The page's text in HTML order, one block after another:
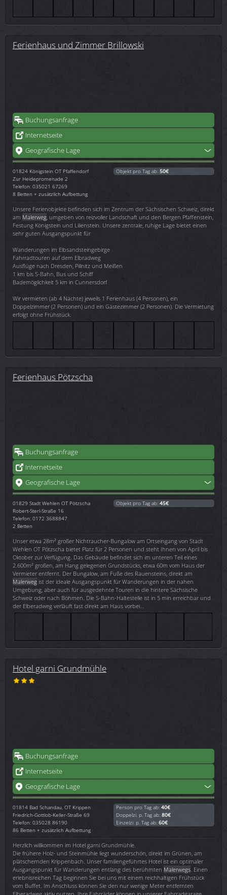
Ferienhaus und Zimmer Brillowski
Buchungsanfrage
Internetseite
Geografische Lage
01824 Königstein OT Pfaffendorf
Zur Heidepromenade 2
Telefon: 035021 67269
8 Betten + zusätzlich Aufbettung
Objekt pro Tag ab: 50€
Unsere Ferienobjekte befinden sich im Zentrum der Sächsischen Schweiz, direkt
am Malerweg , umgeben von reizvoller Landschaft und den Bergen Pfaffenstein,
Festung Königstein und Lilienstein. Unsere zentrale, ruhige Lage bietet einen
sehr guten Ausgangspunkt für
Wanderungen im Elbsandsteingebirge
Fahrradtouren auf dem Elbradweg
Ausflüge nach Dresden, Pillnitz und Meißen
1 km bis S-Bahn, Bus und Schiff
Bademöglichkeit 5 km in Cunnersdorf
Wir vermieten (ab 4 Nächte) jeweils 1 Ferienhaus (4 Personen), ein
Doppelzimmer (2 Personen) und ein Gästezimmer (2 Personen). Die Vermietung
erfolgt ohne Frühstück.
Ferienhaus Pötzscha
Buchungsanfrage
Internetseite
Geografische Lage
01829 Stadt Wehlen OT Pötzscha
Robert-Sterl-Straße 16
Telefon: 0172 3688847
2 Betten
Objekt pro Tag ab: 45€
Unser etwa 28m² großer Nichtraucher-Bungalow am Ortseingang von Stadt
Wehlen OT Pötzscha bietet Platz für 2 Personen und steht Ihnen von April bis
Oktober zur Verfügung. Das Gebäude befindet sich im unteren Teil eines
2.600m² großen, am Hang gelegenen Grundstücks, etwa 60m vom Haus der
Vermieter entfernt. Der Bungalow, am Fuße des Rauensteins, direkt am
Malerweg ist der ideale Ausgangspunkt für Wanderungen in der nahen
Umgebung, aber auch für ausgedehnte Touren in die hintere Sächsische
Schweiz oder nach Böhmen. Die S-Bahn-Haltestelle ist in 5 min erreichbar und
der Elberadweg verläuft fast direkt am Haus vorbei...
Hotel garni Grundmühle
Buchungsanfrage
Internetseite
Geografische Lage
01814 Bad Schandau, OT Krippen
Friedrich-Gottlob-Keller-Straße 69
Telefon: 035028 86190
86 Betten + zusätzlich Aufbettung
Person pro Tag ab: 40€
Doppelzi. p. Tag ab: 80€
Einzelzi. p. Tag ab: 60€
Herzlich willkommen im Hotel garni Grundmühle.
Die frühere Holz- und Steinmühle liegt wunderschön, direkt im Grünen, am
plätschernden Krippenbach. Unser familiengeführtes Hotel ist ein optimaler
Ausgangspunkt für Wanderungen entlang des berühmten Malerwegs . Einen
erlebnisreichen Tag beginnen Sie bei uns mit einem reichhaltigen Frühstück
vom Buffet. Im Anschluss können Sie den nur wenige Meter entfernten